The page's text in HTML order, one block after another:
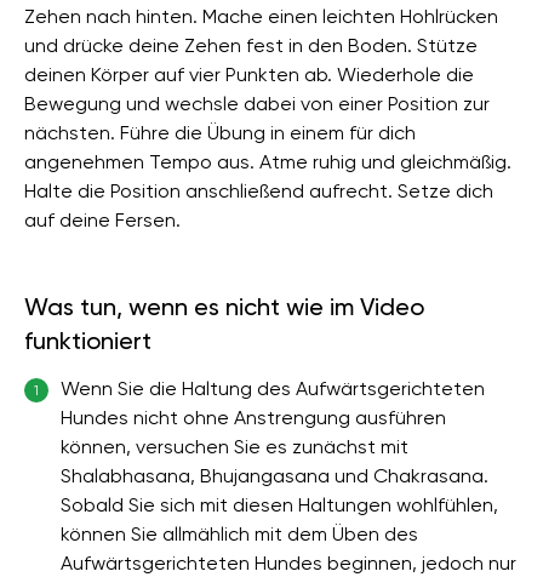
Zehen nach hinten. Mache einen leichten Hohlrücken
und drücke deine Zehen fest in den Boden. Stütze
deinen Körper auf vier Punkten ab. Wiederhole die
Bewegung und wechsle dabei von einer Position zur
nächsten. Führe die Übung in einem für dich
angenehmen Tempo aus. Atme ruhig und gleichmäßig.
Halte die Position anschließend aufrecht. Setze dich
auf deine Fersen.
Was tun, wenn es nicht wie im Video
funktioniert
1
Wenn Sie die Haltung des Aufwärtsgerichteten
Hundes nicht ohne Anstrengung ausführen
können, versuchen Sie es zunächst mit
Shalabhasana, Bhujangasana und Chakrasana.
Sobald Sie sich mit diesen Haltungen wohlfühlen,
können Sie allmählich mit dem Üben des
Aufwärtsgerichteten Hundes beginnen, jedoch nur